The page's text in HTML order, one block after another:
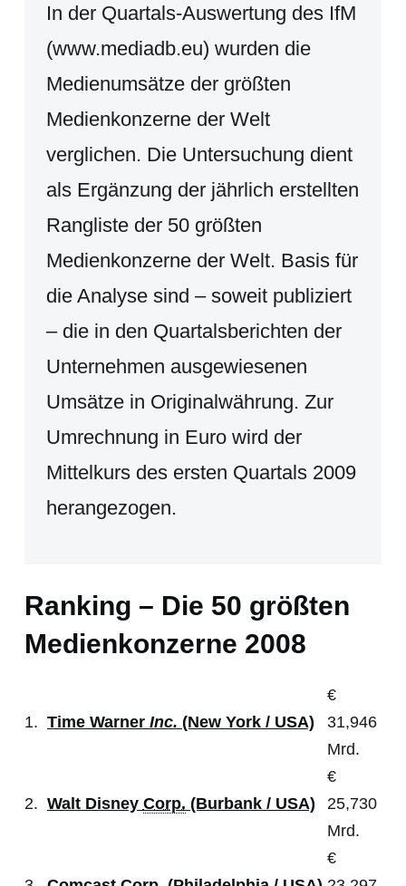
In der Quartals-Auswertung des IfM
(www.mediadb.eu) wurden die
Medienumsätze der größten
Medienkonzerne der Welt
verglichen. Die Untersuchung dient
als Ergänzung der jährlich erstellten
Rangliste der 50 größten
Medienkonzerne der Welt. Basis für
die Analyse sind – soweit publiziert
– die in den Quartalsberichten der
Unternehmen ausgewiesenen
Umsätze in Originalwährung. Zur
Umrechnung in Euro wird der
Mittelkurs des ersten Quartals 2009
herangezogen.
Ranking – Die 50 größten
Medienkonzerne 2008
1. Time Warner Inc. (New York / USA)
€
31,946
Mrd.
2. Walt Disney Corp. (Burbank / USA)
€
25,730
Mrd.
€